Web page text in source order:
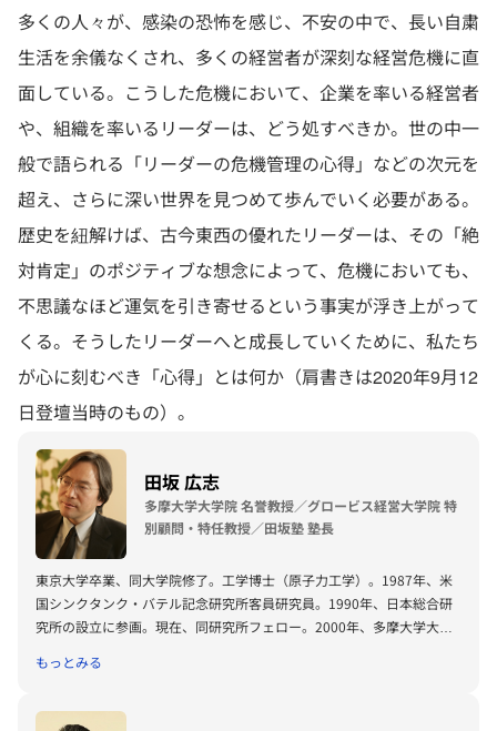
多くの人々が、感染の恐怖を感じ、不安の中で、長い自粛
生活を余儀なくされ、多くの経営者が深刻な経営危機に直
面している。こうした危機において、企業を率いる経営者
や、組織を率いるリーダーは、どう処すべきか。世の中一
般で語られる「リーダーの危機管理の心得」などの次元を
超え、さらに深い世界を見つめて歩んでいく必要がある。
歴史を紐解けば、古今東西の優れたリーダーは、その「絶
対肯定」のポジティブな想念によって、危機においても、
不思議なほど運気を引き寄せるという事実が浮き上がって
くる。そうしたリーダーへと成長していくために、私たち
が心に刻むべき「心得」とは何か（肩書きは2020年9月12
日登壇当時のもの）。
田坂 広志
多摩大学大学院 名誉教授／グロービス経営大学院 特
別顧問・特任教授／田坂塾 塾長
東京大学卒業、同大学院修了。工学博士（原子力工学）。1987年、米
国シンクタンク・バテル記念研究所客員研究員。1990年、日本総合研
究所の設立に参画。現在、同研究所フェロー。2000年、多摩大学大学
転換をめざすグローバル・シンクタンク、ソフィアバンクを設立。代表
ウンシルのメンバーに就任。2010年、4人のノーベル平和賞受賞者が名
もっとみる